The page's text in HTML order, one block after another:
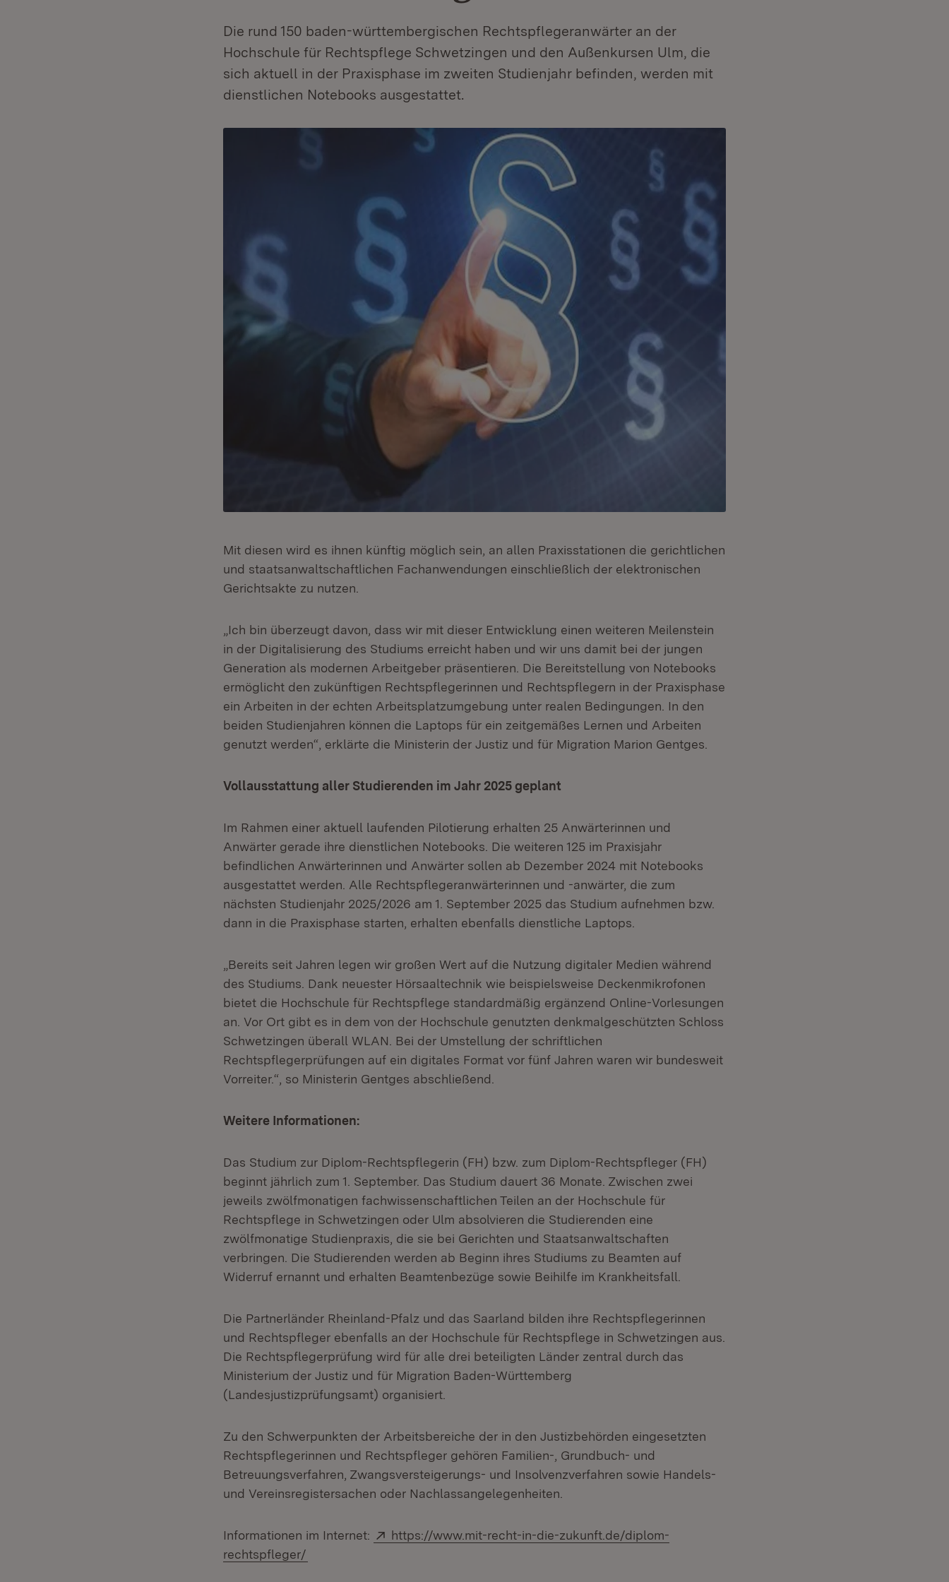
Die rund 150 baden-württembergischen Rechtspflegeranwärter an der
Hochschule für Rechtspflege Schwetzingen und den Außenkursen Ulm, die
sich aktuell in der Praxisphase im zweiten Studienjahr befinden, werden mit
dienstlichen Notebooks ausgestattet.
Mit diesen wird es ihnen künftig möglich sein, an allen Praxisstationen die gerichtlichen
und staatsanwaltschaftlichen Fachanwendungen einschließlich der elektronischen
Gerichtsakte zu nutzen.
„Ich bin überzeugt davon, dass wir mit dieser Entwicklung einen weiteren Meilenstein
in der Digitalisierung des Studiums erreicht haben und wir uns damit bei der jungen
Generation als modernen Arbeitgeber präsentieren. Die Bereitstellung von Notebooks
ermöglicht den zukünftigen Rechtspflegerinnen und Rechtspflegern in der Praxisphase
ein Arbeiten in der echten Arbeitsplatzumgebung unter realen Bedingungen. In den
beiden Studienjahren können die Laptops für ein zeitgemäßes Lernen und Arbeiten
genutzt werden“, erklärte die Ministerin der Justiz und für Migration Marion Gentges.
Vollausstattung aller Studierenden im Jahr 2025 geplant
Im Rahmen einer aktuell laufenden Pilotierung erhalten 25 Anwärterinnen und
Anwärter gerade ihre dienstlichen Notebooks. Die weiteren 125 im Praxisjahr
befindlichen Anwärterinnen und Anwärter sollen ab Dezember 2024 mit Notebooks
ausgestattet werden. Alle Rechtspflegeranwärterinnen und -anwärter, die zum
nächsten Studienjahr 2025/2026 am 1. September 2025 das Studium aufnehmen bzw.
dann in die Praxisphase starten, erhalten ebenfalls dienstliche Laptops.
„Bereits seit Jahren legen wir großen Wert auf die Nutzung digitaler Medien während
des Studiums. Dank neuester Hörsaaltechnik wie beispielsweise Deckenmikrofonen
bietet die Hochschule für Rechtspflege standardmäßig ergänzend Online-Vorlesungen
an. Vor Ort gibt es in dem von der Hochschule genutzten denkmalgeschützten Schloss
Schwetzingen überall WLAN. Bei der Umstellung der schriftlichen
Rechtspflegerprüfungen auf ein digitales Format vor fünf Jahren waren wir bundesweit
Vorreiter.“, so Ministerin Gentges abschließend.
Weitere Informationen:
Das Studium zur Diplom-Rechtspflegerin (FH) bzw. zum Diplom-Rechtspfleger (FH)
beginnt jährlich zum 1. September. Das Studium dauert 36 Monate. Zwischen zwei
jeweils zwölfmonatigen fachwissenschaftlichen Teilen an der Hochschule für
Rechtspflege in Schwetzingen oder Ulm absolvieren die Studierenden eine
zwölfmonatige Studienpraxis, die sie bei Gerichten und Staatsanwaltschaften
verbringen. Die Studierenden werden ab Beginn ihres Studiums zu Beamten auf
Widerruf ernannt und erhalten Beamtenbezüge sowie Beihilfe im Krankheitsfall.
Die Partnerländer Rheinland-Pfalz und das Saarland bilden ihre Rechtspflegerinnen
und Rechtspfleger ebenfalls an der Hochschule für Rechtspflege in Schwetzingen aus.
Die Rechtspflegerprüfung wird für alle drei beteiligten Länder zentral durch das
Ministerium der Justiz und für Migration Baden-Württemberg
(Landesjustizprüfungsamt) organisiert.
Zu den Schwerpunkten der Arbeitsbereiche der in den Justizbehörden eingesetzten
Rechtspflegerinnen und Rechtspfleger gehören Familien-, Grundbuch- und
Betreuungsverfahren, Zwangsversteigerungs- und Insolvenzverfahren sowie Handels-
und Vereinsregistersachen oder Nachlassangelegenheiten.
Informationen im Internet: Extern:
https://www.mit-recht-in-die-zukunft.de/diplom-
rechtspfleger/